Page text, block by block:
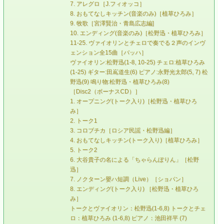
7. アレグロ［J.フィオッコ］
8. おもてなしキッチン(音楽のみ)［植草ひろみ］
9. 牧歌［宮澤賢治・青島広志編]
10. エンディング(音楽のみ)［松野迅・植草ひろみ］
11-25. ヴァイオリンとチェロで奏でる２声のインヴ
ェンション全15曲［バッハ］
ヴァイオリン:松野迅(1-8, 10-25) チェロ:植草ひろみ
(1-25) ギター:田嶌道生(6) ピアノ:永野光太郎(5, 7) 松
野迅(9) 鳴り物:松野迅・植草ひろみ(8)
［Disc2（ボーナスCD）］
1. オープニング(トーク入り)［松野迅・植草ひろ
み］
2. トーク1
3. コロブチカ［ロシア民謡・松野迅編］
4. おもてなしキッチン(トーク入り)［植草ひろみ］
5. トーク2
6. 大谷貴子の名による「ちゃらんぽりん」［松野
迅］
7. ノクターン嬰ハ短調（Live）［ショパン］
8. エンディング(トーク入り) ［松野迅・植草ひろ
み］
トークとヴァイオリン：松野迅(1-6,8) トークとチェ
ロ：植草ひろみ (1-6,8) ピアノ：池田祥平 (7)